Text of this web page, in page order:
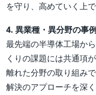
を守り、高めていく上
4. 異業種・異分野の事
最先端の半導体工場か
くりの課題には共通項
離れた分野の取り組み
解決のアプローチを深